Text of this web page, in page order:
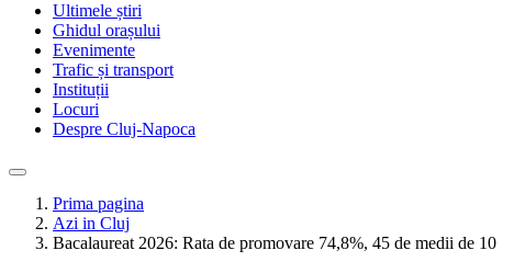
Ultimele știri
Ghidul orașului
Evenimente
Trafic și transport
Instituții
Locuri
Despre Cluj-Napoca
Prima pagina
Azi in Cluj
Bacalaureat 2026: Rata de promovare 74,8%, 45 de medii de 10